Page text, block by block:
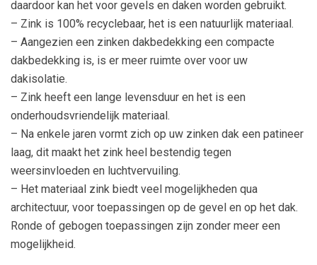
daardoor kan het voor gevels en daken worden gebruikt.
– Zink is 100% recyclebaar, het is een natuurlijk materiaal.
– Aangezien een zinken dakbedekking een compacte
dakbedekking is, is er meer ruimte over voor uw
dakisolatie.
– Zink heeft een lange levensduur en het is een
onderhoudsvriendelijk materiaal.
– Na enkele jaren vormt zich op uw zinken dak een patineer
laag, dit maakt het zink heel bestendig tegen
weersinvloeden en luchtvervuiling.
– Het materiaal zink biedt veel mogelijkheden qua
architectuur, voor toepassingen op de gevel en op het dak.
Ronde of gebogen toepassingen zijn zonder meer een
mogelijkheid.